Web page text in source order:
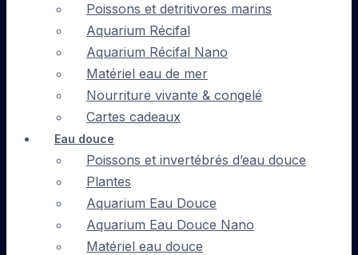
Poissons et detritivores marins
Aquarium Récifal
Aquarium Récifal Nano
Matériel eau de mer
Nourriture vivante & congelé
Cartes cadeaux
Eau douce
Poissons et invertébrés d’eau douce
Plantes
Aquarium Eau Douce
Aquarium Eau Douce Nano
Matériel eau douce